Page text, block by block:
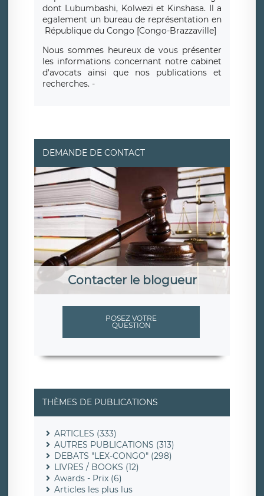
dont Lubumbashi, Kolwezi et Kinshasa.
Il a
egalement un bureau de représentation en
République du Congo [Congo-Brazzaville]
Nous sommes heureux de vous présenter
les informations concernant notre cabinet
d'avocats ainsi que nos publications et
recherches. -
DEMANDE DE CONTACT
Contacter le blogueur
POSEZ VOTRE
QUESTION
THÈMES DE PUBLICATIONS
ARTICLES (333)
AUTRES PUBLICATIONS (313)
DEBATS "LEX-CONGO" (298)
LIVRES / BOOKS (12)
Awards - Prix (6)
Articles les plus lus